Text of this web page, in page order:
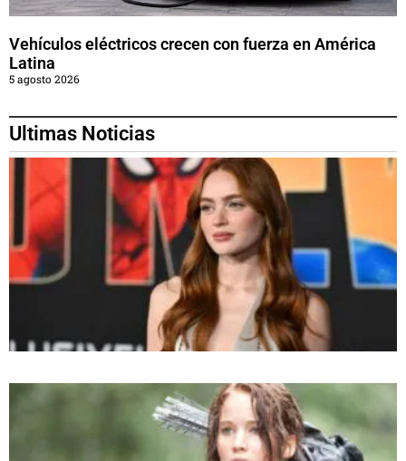
Vehículos eléctricos crecen con fuerza en América
Latina
5 agosto 2026
Ultimas Noticias